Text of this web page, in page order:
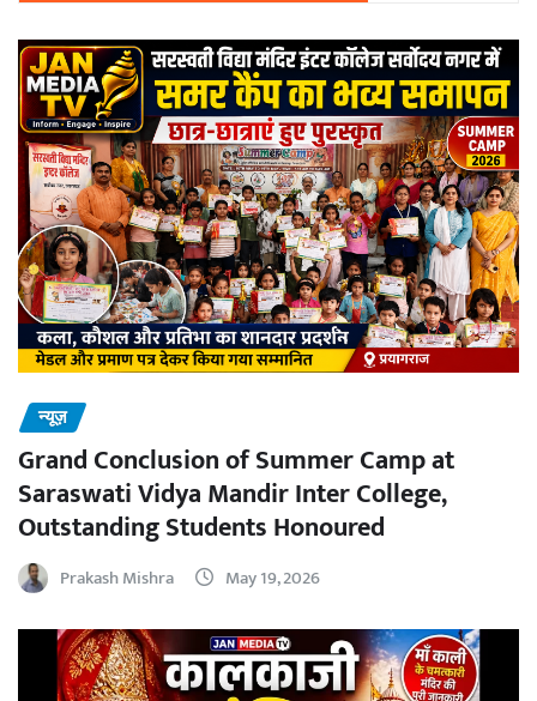
न्यूज़
Grand Conclusion of Summer Camp at
Saraswati Vidya Mandir Inter College,
Outstanding Students Honoured
Prakash Mishra May 19, 2026